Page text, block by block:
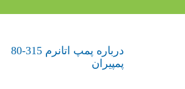
درباره پمپ اتانرم 315-80
پمپیران